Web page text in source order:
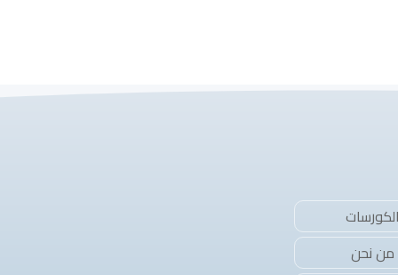
من نحن